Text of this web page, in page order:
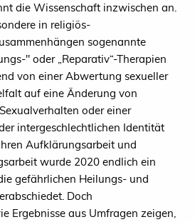
die Wissenschaft inzwischen an.
in religiös-
sogenannte
" oder „Reparativ“-Therapien
von einer Abwertung sexueller
auf eine Änderung von
oder einer
intergeschlechtlichen Identität
Aufklärungsarbeit und
wurde 2020 endlich ein
gefährlichen Heilungs- und
Doch
Ergebnisse aus Umfragen zeigen,